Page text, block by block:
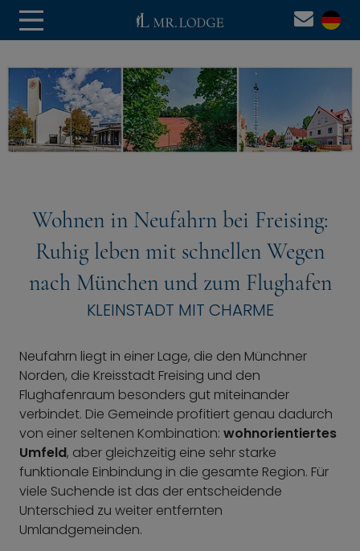
Wohnen in Neufahrn bei Freising:
Ruhig leben mit schnellen Wegen
nach München und zum Flughafen
KLEINSTADT MIT CHARME
Neufahrn liegt in einer Lage, die den Münchner
Norden, die Kreisstadt Freising und den
Flughafenraum besonders gut miteinander
verbindet. Die Gemeinde profitiert genau dadurch
von einer seltenen Kombination: wohnorientiertes
Umfeld, aber gleichzeitig eine sehr starke
funktionale Einbindung in die gesamte Region. Für
viele Suchende ist das der entscheidende
Unterschied zu weiter entfernten
Umlandgemeinden.